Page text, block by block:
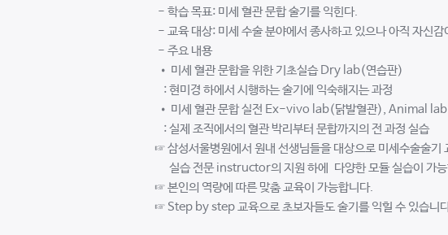
- 학습 목표: 미세 혈관 문합 술기를 익힌다.
- 교육 대상: 미세 수술 분야에서 종사하고 있으나 아직 자신감
- 주요 내용
• 미세 혈관 문합을 위한 기초실습 Dry lab(연습판)
: 현미경 하에서 시행하는 술기에 익숙해지는 과정
• 미세 혈관 문합 실전 Ex-vivo lab(닭발혈관), Animal
: 실제 조직에서의 혈관 박리부터 문합까지의 전 과정 실습
☞ 삼성서울병원에서 원내 선생님들을 대상으로 미세수술술기
실습 전문 instructor의 지원 하에 다양한 모듈 실습이 가능
☞ 본인의 역량에 따른 맞춤 교육이 가능합니다.
☞ Step by step 교육으로 초보자들도 술기를 익힐 수 있습니